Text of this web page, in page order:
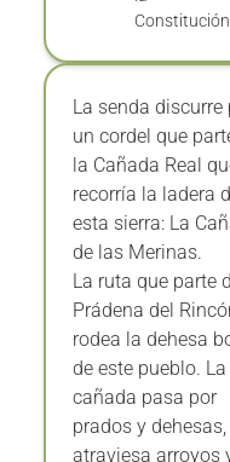
Constitución
La senda discurre
un cordel que
la Cañada Real
recorría la ladera
esta sierra: La
de las Merinas.
La ruta que parte
Prádena del
rodea la dehesa
de este pueblo. La
cañada pasa por
prados y dehesas,
atraviesa arroyos